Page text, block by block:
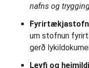
nafns og
um stofnun
gerð
Leyfi og